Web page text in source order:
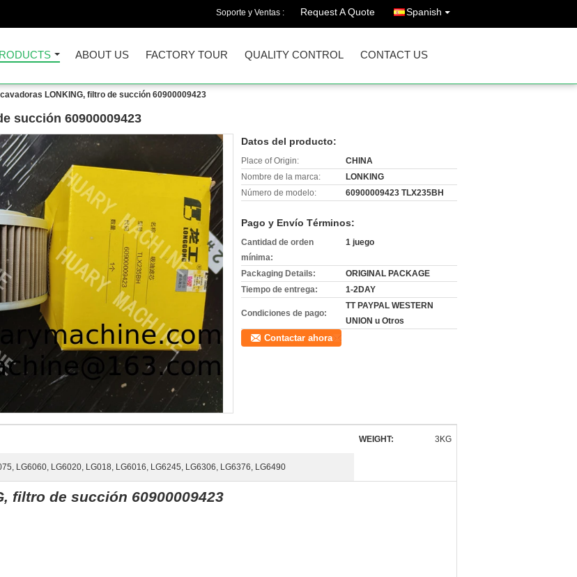
Soporte y Ventas : Request A Quote Spanish
ABOUT US FACTORY TOUR QUALITY CONTROL CONTACT US
LONKING, filtro de succión 60900009423
succión 60900009423
Datos del producto:
Place of Origin:
CHINA
Nombre de la marca:
LONKING
Número de modelo:
60900009423 TLX235BH
Pago y Envío Términos:
Cantidad de orden
mínima:
1 juego
Packaging Details:
ORIGINAL PACKAGE
Tiempo de entrega:
1-2DAY
Condiciones de pago:
TT PAYPAL WESTERN
UNION u Otros
Contactar ahora
WEIGHT: 3KG
LG6060, LG6020, LG018, LG6016, LG6245, LG6306, LG6376, LG6490
filtro de succión 60900009423